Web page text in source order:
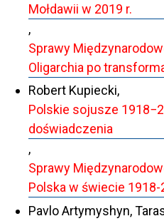
Mołdawii w 2019 r.
,
Sprawy
Oligarchia po
Robert Kupiecki,
Polskie sojusze
doświadczenia
,
Sprawy
Polska w świecie 1918-
Pavlo Artymyshyn,